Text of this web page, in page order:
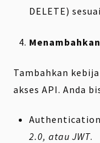
DELETE)
Tambahkan
akses API. Anda
2.0, atau JWT.